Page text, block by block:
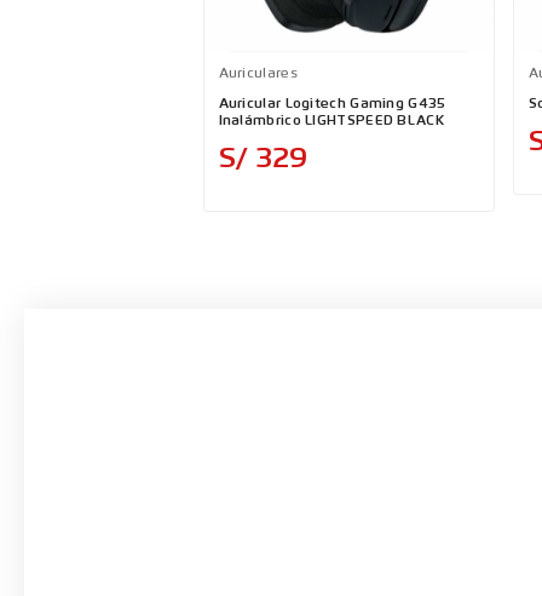
Auriculares
Auricular Logitech Gaming G435
Inalámbrico LIGHTSPEED BLACK
S/ 329